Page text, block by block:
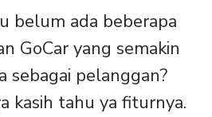
belum ada beberapa
GoCar yang semakin
sebagai pelanggan?
kasih tahu ya fiturnya.